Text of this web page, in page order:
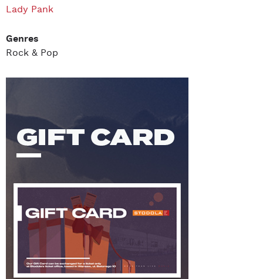
Lady Pank
Genres
Rock & Pop